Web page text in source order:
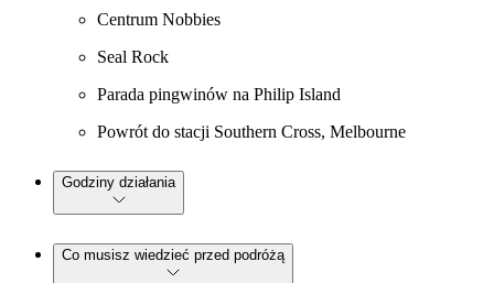
Centrum Nobbies
Seal Rock
Parada pingwinów na Philip Island
Powrót do stacji Southern Cross, Melbourne
Godziny działania
Co musisz wiedzieć przed podróżą